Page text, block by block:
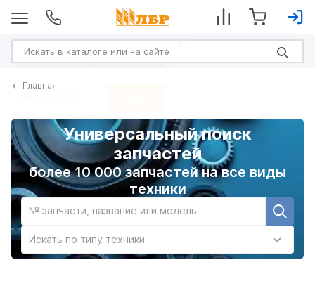
Главная
Универсальный поиск
запчастей
более 10 000 запчастей на все виды
техники
№ запчасти, название или модель
Искать по типу техники